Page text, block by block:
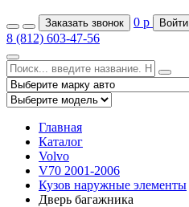
Заказать звонок 0 р Войти
8 (812) 603-47-56
Главная
Каталог
Volvo
V70 2001-2006
Кузов наружные элементы
Дверь багажника